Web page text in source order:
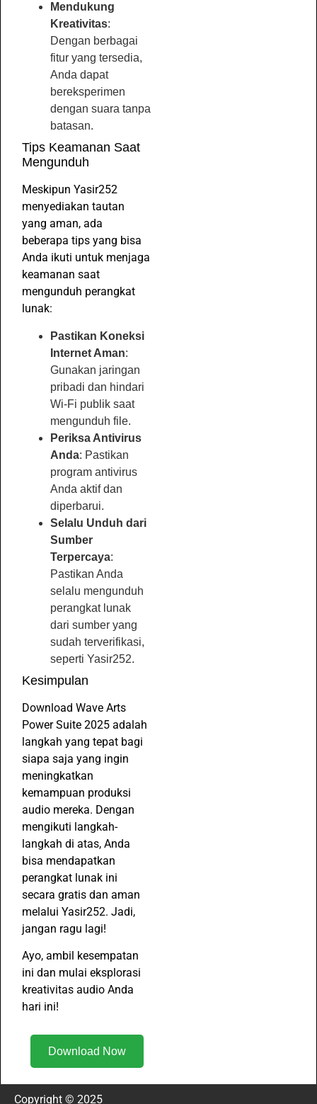
Mendukung
Kreativitas:
Dengan berbagai
fitur yang tersedia,
Anda dapat
bereksperimen
dengan suara tanpa
batasan.
Tips Keamanan Saat
Mengunduh
Meskipun Yasir252
menyediakan tautan
yang aman, ada
beberapa tips yang bisa
Anda ikuti untuk menjaga
keamanan saat
mengunduh perangkat
lunak:
Pastikan Koneksi
Internet Aman:
Gunakan jaringan
pribadi dan hindari
Wi-Fi publik saat
mengunduh file.
Periksa Antivirus
Anda: Pastikan
program antivirus
Anda aktif dan
diperbarui.
Selalu Unduh dari
Sumber
Terpercaya:
Pastikan Anda
selalu mengunduh
perangkat lunak
dari sumber yang
sudah terverifikasi,
seperti Yasir252.
Kesimpulan
Download Wave Arts
Power Suite 2025 adalah
langkah yang tepat bagi
siapa saja yang ingin
meningkatkan
kemampuan produksi
audio mereka. Dengan
mengikuti langkah-
langkah di atas, Anda
bisa mendapatkan
perangkat lunak ini
secara gratis dan aman
melalui Yasir252. Jadi,
jangan ragu lagi!
Ayo, ambil kesempatan
ini dan mulai eksplorasi
kreativitas audio Anda
hari ini!
Download Now
Copyright © 2025